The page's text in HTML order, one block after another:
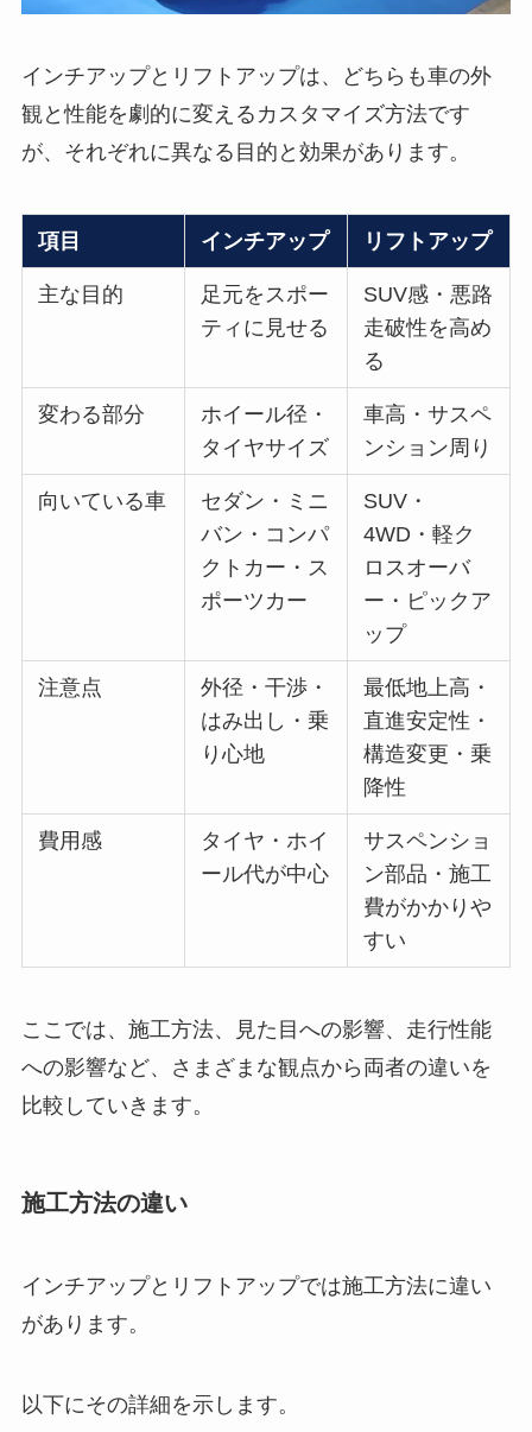
インチアップとリフトアップは、どちらも車の外
観と性能を劇的に変えるカスタマイズ方法です
が、それぞれに異なる目的と効果があります。
項目 インチアップ リフトアップ
主な目的
足元をスポー
ティに見せる
SUV感・悪路
走破性を高め
る
変わる部分
ホイール径・
タイヤサイズ
車高・サスペ
ンション周り
向いている車
セダン・ミニ
バン・コンパ
クトカー・ス
ポーツカー
SUV・
4WD・軽ク
ロスオーバ
ー・ピックア
ップ
注意点
外径・干渉・
はみ出し・乗
り心地
最低地上高・
直進安定性・
構造変更・乗
降性
費用感
タイヤ・ホイ
ール代が中心
サスペンショ
ン部品・施工
費がかかりや
すい
ここでは、施工方法、見た目への影響、走行性能
への影響など、さまざまな観点から両者の違いを
比較していきます。
施工方法の違い
インチアップとリフトアップでは施工方法に違い
があります。
以下にその詳細を示します。